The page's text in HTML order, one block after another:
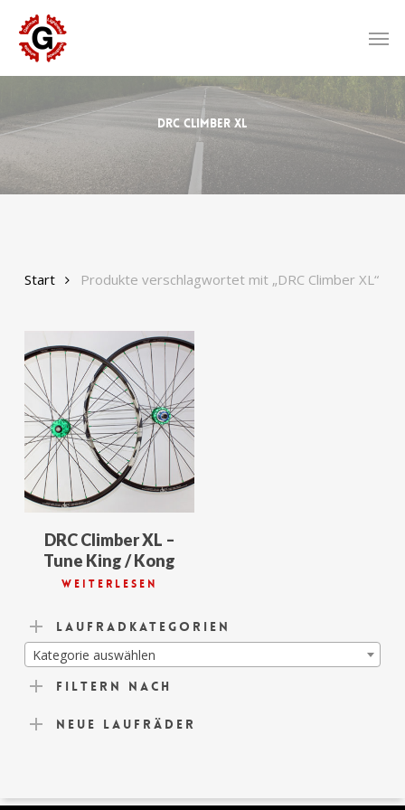
main
content
DRC Climber XL
Start Produkte verschlagwortet mit „DRC Climber XL“
DRC Climber XL –
Tune King / Kong
Weiterlesen
Laufradkategorien
Kategorie auswählen
Filtern nach
Neue Laufräder